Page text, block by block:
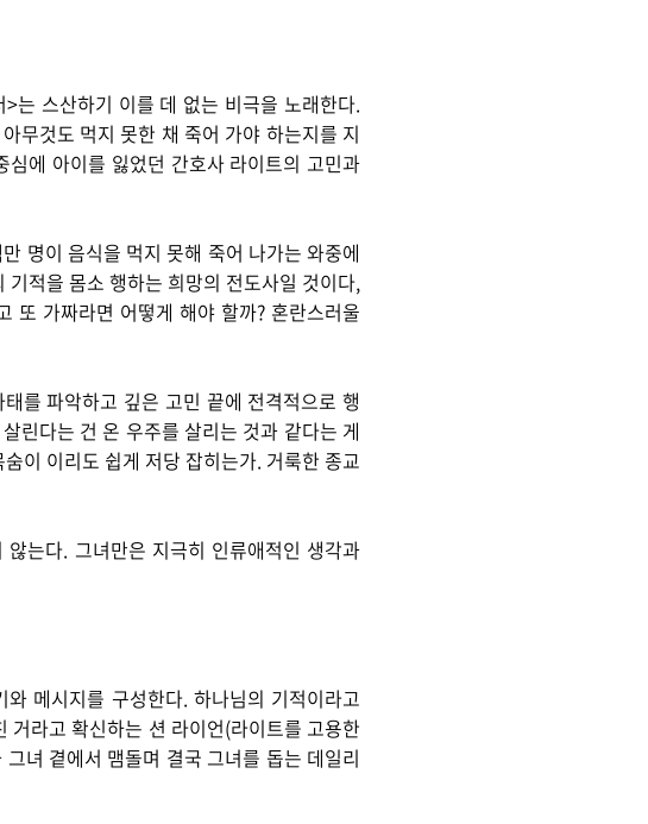
는 스산하기 이를 데 없는 비극을 노래한다.
무것도 먹지 못한 채 죽어 가야 하는지를 지
에 아이를 잃었던 간호사 라이트의 고민과
명이 음식을 먹지 못해 죽어 나가는 와중에
적을 몸소 행하는 희망의 전도사일 것이다,
또 가짜라면 어떻게 해야 할까? 혼란스러울
를 파악하고 깊은 고민 끝에 전격적으로 행
린다는 건 온 우주를 살리는 것과 같다는 게
이 이리도 쉽게 저당 잡히는가. 거룩한 종교
는다. 그녀만은 지극히 인류애적인 생각과
메시지를 구성한다. 하나님의 기적이라고
라고 확신하는 션 라이언(라이트를 고용한
녀 곁에서 맴돌며 결국 그녀를 돕는 데일리